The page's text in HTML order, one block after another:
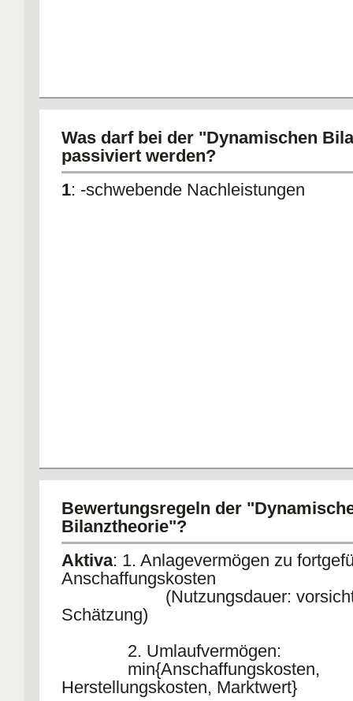
Was darf bei der "Dynamischen
passiviert werden?
1: -schwebende Nachleistungen
Bewertungsregeln der
Bilanztheorie"?
Aktiva: 1. Anlagevermögen zu
Anschaffungskosten
(Nutzungsdauer:
Schätzung)
2. Umlaufvermögen:
min{Anschaffungskosten,
Herstellungskosten, Marktwert}